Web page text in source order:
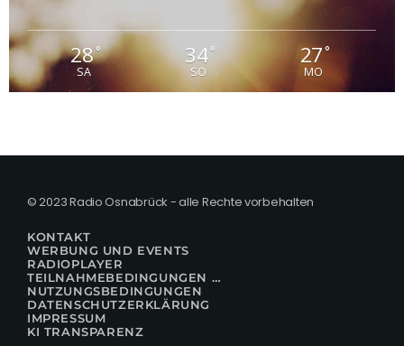
28°
SA
34°
SO
27°
MO
© 2023 Radio Osnabrück - alle Rechte vorbehalten
KONTAKT
WERBUNG UND EVENTS
RADIOPLAYER
TEILNAHMEBEDINGUNGEN FÜR GEWINNSPIELE
NUTZUNGSBEDINGUNGEN
DATENSCHUTZERKLÄRUNG
IMPRESSUM
KI TRANSPARENZ